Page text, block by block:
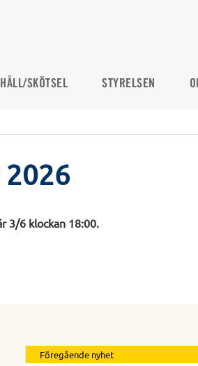
SKÖTSEL STYRELSEN
2026
3/6 klockan 18:00.
Föregående nyhet